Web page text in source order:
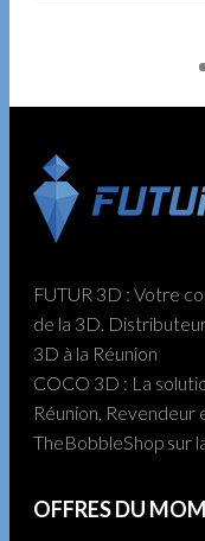
FUTUR 3D : Votre
de la 3D.
3D à la Réunion
COCO 3D : La
Réunion, Revendeur
TheBobbleShop sur
OFFRES DU